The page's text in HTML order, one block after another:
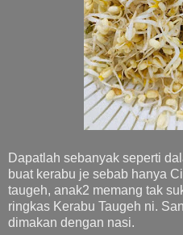
Dapatlah sebanyak seperti
buat kerabu je sebab hanya
taugeh, anak2 memang tak
ringkas Kerabu Taugeh ni.
dimakan dengan nasi.